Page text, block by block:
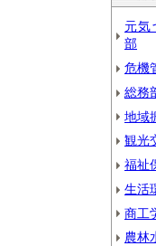
元気
部
危機
総務
地域
観光
福祉
生活
商工
農林